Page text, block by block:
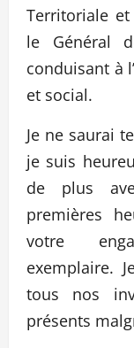
Territoriale et
le Général
conduisant à
et social.
Je ne saurai
je suis
de plus
premières
votre
exemplaire.
tous nos
présents